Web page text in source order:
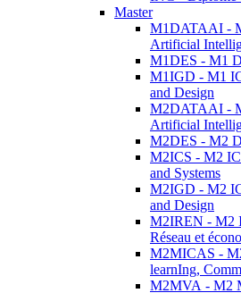
Master
M1DATAAI -
Artificial
M1DES - M1
M1IGD - M1
and Design
M2DATAAI -
Artificial
M2DES - M2
M2ICS - M2
and Systems
M2IGD - M2
and Design
M2IREN - M2
Réseau et
M2MICAS -
learnIng,
M2MVA - M2